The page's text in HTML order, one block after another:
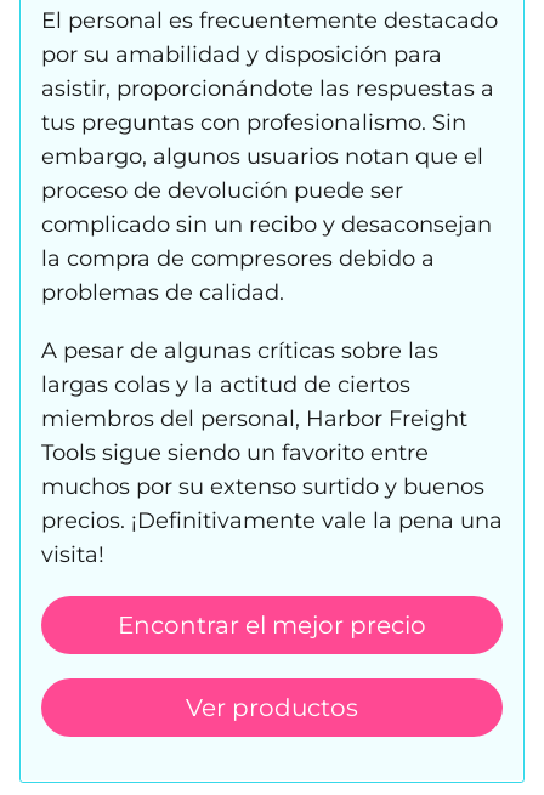
El personal es frecuentemente destacado
por su amabilidad y disposición para
asistir, proporcionándote las respuestas a
tus preguntas con profesionalismo. Sin
embargo, algunos usuarios notan que el
proceso de devolución puede ser
complicado sin un recibo y desaconsejan
la compra de compresores debido a
problemas de calidad.
A pesar de algunas críticas sobre las
largas colas y la actitud de ciertos
miembros del personal, Harbor Freight
Tools sigue siendo un favorito entre
muchos por su extenso surtido y buenos
precios. ¡Definitivamente vale la pena una
visita!
Encontrar el mejor precio
Ver productos